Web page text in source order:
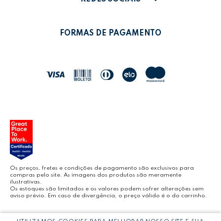
POLÍTICA DE TROCAS
BLOG LEONORA
FORMAS DE PAGAMENTO
Os preços, fretes e condições de pagamento são exclusivos para
compras pelo site. As imagens dos produtos são meramente
ilustrativas.
Os estoques são limitados e os valores podem sofrer alterações sem
aviso prévio. Em caso de divergência, o preço válido é o do carrinho.
Copyright © LEONORA COMERCIO INTERNACIONAL LTDA - CNPJ: